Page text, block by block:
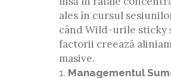
ales în cursul
când Wild-urile sticky
factorii creează
masive.
Managementul